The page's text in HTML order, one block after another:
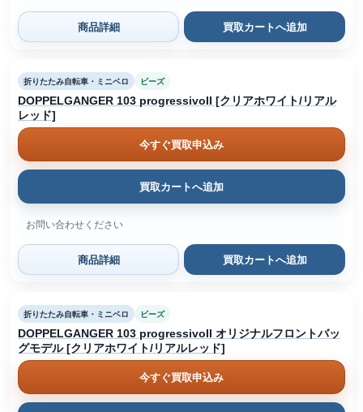
商品詳細 買取カートへ追加
折りたたみ自転車・ミニベロ ビーズ
DOPPELGANGER 103 progressivoII [クリアホワイト/リアル
レッド]
今すぐ買取申込み
買取カートへ追加
お問い合わせください
商品詳細 買取カートへ追加
折りたたみ自転車・ミニベロ ビーズ
DOPPELGANGER 103 progressivoII オリジナルフロントバッ
グモデル [クリアホワイト/リアルレッド]
今すぐ買取申込み